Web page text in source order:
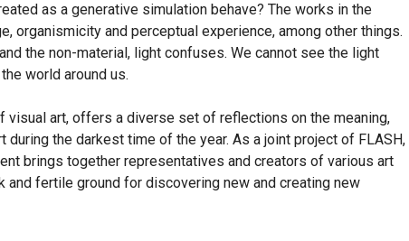
as a generative simulation behave? The works in the
organismicity and perceptual experience, among other things.
the non-material, light confuses. We cannot see the light
world around us.
art, offers a diverse set of reflections on the meaning,
the darkest time of the year. As a joint project of FLASH,
brings together representatives and creators of various art
fertile ground for discovering new and creating new